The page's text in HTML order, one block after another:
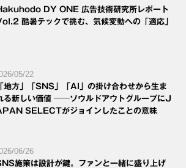
DY ONE 広告技術研究所レポート
酷暑テックで挑む、気候変動への「適応」
05/22
「地方」「SNS」「AI」の掛け合わせから生ま
る新しい価値 ──ソウルドアウトグループにJ
SELECTがジョインしたことの意味
06/26
施策は設計が鍵。ファンと一緒に盛り上げ